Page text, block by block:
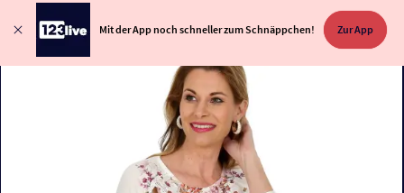
Mit der App noch schneller zum Schnäppchen! Zur App